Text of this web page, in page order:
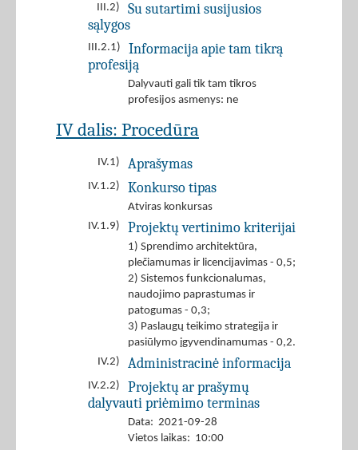
III.2)
Su sutartimi susijusios
sąlygos
III.2.1)
Informacija apie tam tikrą
profesiją
Dalyvauti gali tik tam tikros
profesijos asmenys: ne
IV dalis: Procedūra
IV.1) Aprašymas
IV.1.2) Konkurso tipas
Atviras konkursas
IV.1.9)
Projektų vertinimo kriterijai
1) Sprendimo architektūra,
plečiamumas ir licencijavimas - 0,5;
2) Sistemos funkcionalumas,
naudojimo paprastumas ir
patogumas - 0,3;
3) Paslaugų teikimo strategija ir
pasiūlymo įgyvendinamumas - 0,2.
IV.2)
Administracinė informacija
IV.2.2)
Projektų ar prašymų
dalyvauti priėmimo terminas
Data: 2021-09-28
Vietos laikas: 10:00